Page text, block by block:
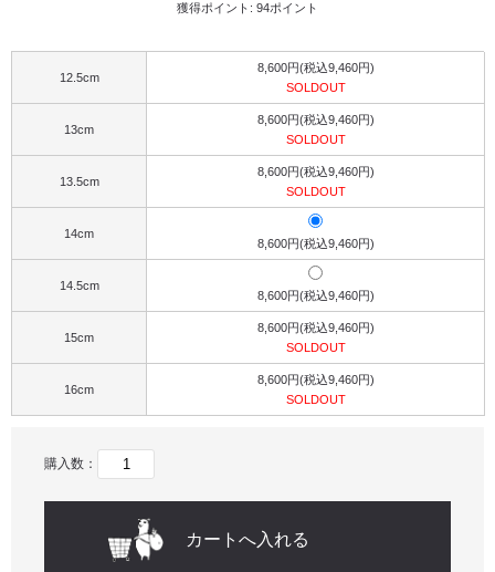
獲得ポイント: 94ポイント
12.5cm
8,600円(税込9,460円)
SOLDOUT
13cm
8,600円(税込9,460円)
SOLDOUT
13.5cm
8,600円(税込9,460円)
SOLDOUT
14cm
8,600円(税込9,460円)
14.5cm
8,600円(税込9,460円)
15cm
8,600円(税込9,460円)
SOLDOUT
16cm
8,600円(税込9,460円)
SOLDOUT
購入数：